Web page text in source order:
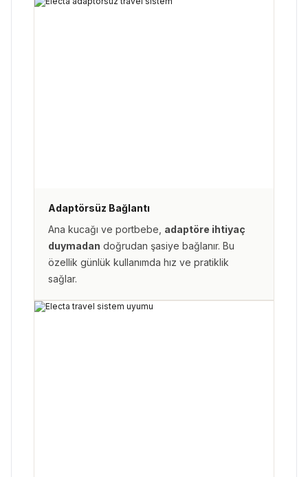
Adaptörsüz Bağlantı
Ana kucağı ve portbebe, adaptöre ihtiyaç
duymadan doğrudan şasiye bağlanır. Bu
özellik günlük kullanımda hız ve pratiklik
sağlar.